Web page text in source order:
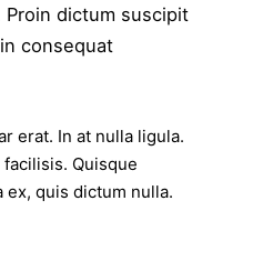
dictum suscipit
consequat
erat. In at nulla ligula.
Quisque
quis dictum nulla.